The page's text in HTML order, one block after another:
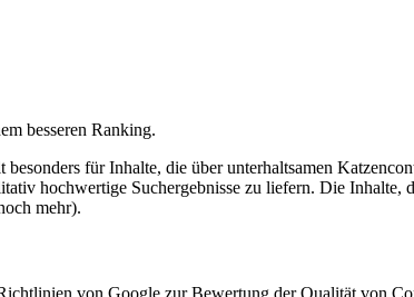
besseren Ranking.
für Inhalte, die über unterhaltsamen
hochwertige Suchergebnisse zu liefern. Die
mehr).